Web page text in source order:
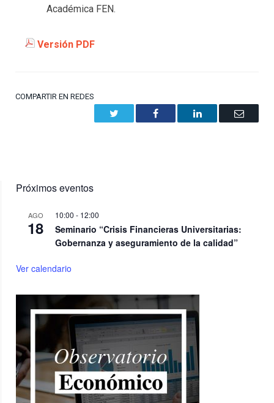
Académica FEN.
Versión PDF
COMPARTIR EN REDES
Facebook LinkedIn Email
Próximos eventos
AGO
18
10:00 - 12:00
Seminario “Crisis Financieras Universitarias:
Gobernanza y aseguramiento de la calidad”
Ver calendario